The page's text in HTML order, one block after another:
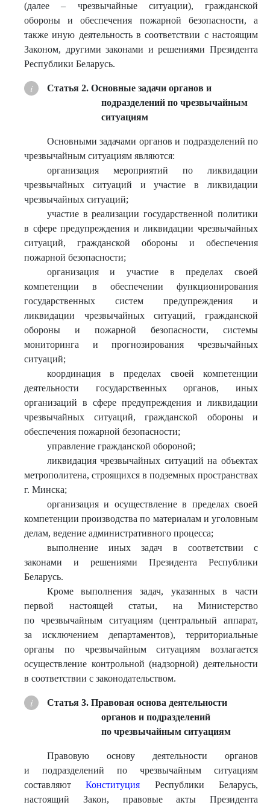
(далее – чрезвычайные ситуации), гражданской
обороны и обеспечения пожарной безопасности, а
также иную деятельность в соответствии с настоящим
Законом, другими законами и решениями Президента
Республики Беларусь.
Статья 2. Основные задачи органов и
подразделений по чрезвычайным
ситуациям
Основными задачами органов и подразделений по
чрезвычайным ситуациям являются:
организация мероприятий по ликвидации
чрезвычайных ситуаций и участие в ликвидации
чрезвычайных ситуаций;
участие в реализации государственной политики
в сфере предупреждения и ликвидации чрезвычайных
ситуаций, гражданской обороны и обеспечения
пожарной безопасности;
организация и участие в пределах своей
компетенции в обеспечении функционирования
государственных систем предупреждения и
ликвидации чрезвычайных ситуаций, гражданской
обороны и пожарной безопасности, системы
мониторинга и прогнозирования чрезвычайных
ситуаций;
координация в пределах своей компетенции
деятельности государственных органов, иных
организаций в сфере предупреждения и ликвидации
чрезвычайных ситуаций, гражданской обороны и
обеспечения пожарной безопасности;
управление гражданской обороной;
ликвидация чрезвычайных ситуаций на объектах
метрополитена, строящихся в подземных пространствах
г. Минска;
организация и осуществление в пределах своей
компетенции производства по материалам и уголовным
делам, ведение административного процесса;
выполнение иных задач в соответствии с
законами и решениями Президента Республики
Беларусь.
Кроме выполнения задач, указанных в части
первой настоящей статьи, на Министерство
по чрезвычайным ситуациям (центральный аппарат,
за исключением департаментов), территориальные
органы по чрезвычайным ситуациям возлагается
осуществление контрольной (надзорной) деятельности
в соответствии с законодательством.
Статья 3. Правовая основа деятельности
органов и подразделений
по чрезвычайным ситуациям
Правовую основу деятельности органов
и подразделений по чрезвычайным ситуациям
составляютКонституция Республики Беларусь,
настоящий Закон, правовые акты Президента